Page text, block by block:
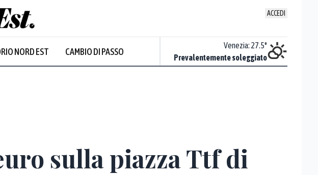
ACCEDI
NORD EST CAMBIO DI PASSO
Prevalentemente soleggiato
Venezia: 27.5°
Prevalentemente soleggiato
sulla piazza Ttf di